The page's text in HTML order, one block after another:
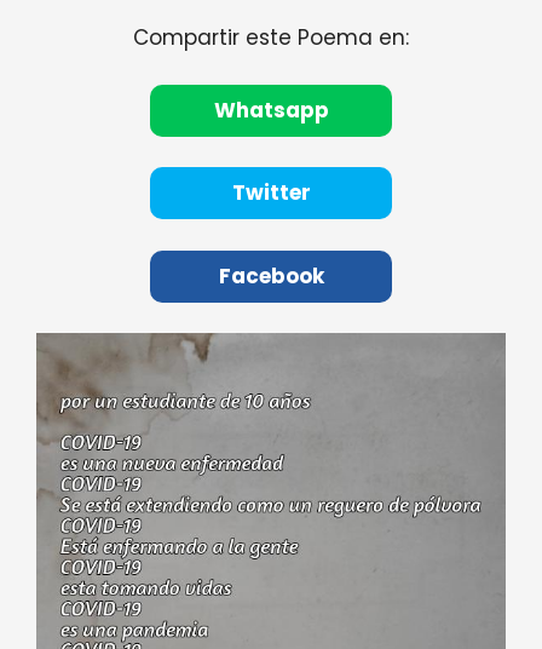
Compartir este Poema en:
Whatsapp
Twitter
Facebook